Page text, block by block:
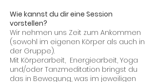
Wie kannst du dir eine Session
vorstellen?
Wir nehmen uns Zeit zum Ankommen
(sowohl im eigenen Körper als auch in
der Gruppe).
Mit Körperarbeit, Energiearbeit, Yoga
und/oder Tanzmeditation bringst du
das in Bewegung, was im jeweiligen